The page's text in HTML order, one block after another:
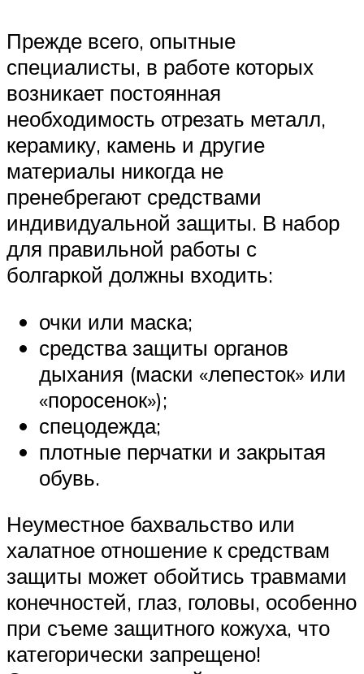
Прежде всего, опытные
специалисты, в работе которых
возникает постоянная
необходимость отрезать металл,
керамику, камень и другие
материалы никогда не
пренебрегают средствами
индивидуальной защиты. В набор
для правильной работы с
болгаркой должны входить:
очки или маска;
средства защиты органов
дыхания (маски «лепесток» или
«поросенок»);
спецодежда;
плотные перчатки и закрытая
обувь.
Неуместное бахвальство или
халатное отношение к средствам
защиты может обойтись травмами
конечностей, глаз, головы, особенно
при съеме защитного кожуха, что
категорически запрещено!